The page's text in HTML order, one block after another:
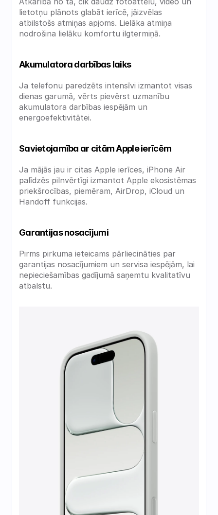
lietotņu plānots glabāt ierīcē, jāizvēlas
atbilstošs atmiņas apjoms. Lielāka atmiņa
nodrošina lielāku komfortu ilgtermiņā.
Akumulatora darbības laiks
Ja telefonu paredzēts intensīvi izmantot visas
dienas garumā, vērts pievērst uzmanību
akumulatora darbības iespējām un
energoefektivitātei.
Savietojamība ar citām Apple ierīcēm
Ja mājās jau ir citas Apple ierīces, iPhone Air
palīdzēs pilnvērtīgi izmantot Apple ekosistēmas
priekšrocības, piemēram, AirDrop, iCloud un
Handoff funkcijas.
Garantijas nosacījumi
Pirms pirkuma ieteicams pārliecināties par
garantijas nosacījumiem un servisa iespējām, lai
nepieciešamības gadījumā saņemtu kvalitatīvu
atbalstu.